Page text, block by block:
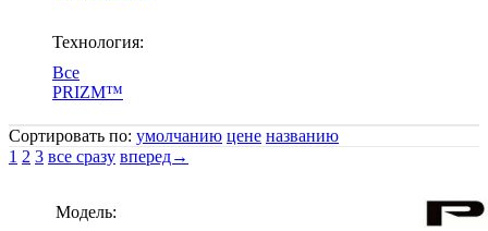
Технология:
Все
PRIZM™
Сортировать по: умолчанию цене названию
1 2 3 все сразу вперед→
Модель: